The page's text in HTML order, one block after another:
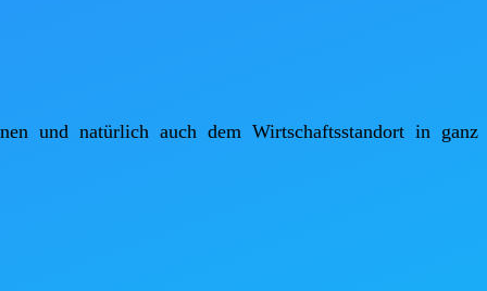
und natürlich auch dem Wirtschaftsstandort in ganz